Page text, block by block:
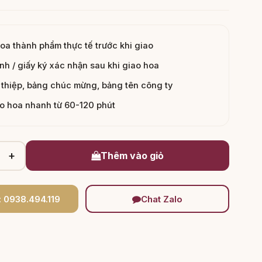
thành phẩm thực tế trước khi giao
/ giấy ký xác nhận sau khi giao hoa
bảng chúc mừng, bảng tên công ty
hoa nhanh từ 60-120 phút
+ Thêm vào giỏ
0938.494.119 Chat Zalo